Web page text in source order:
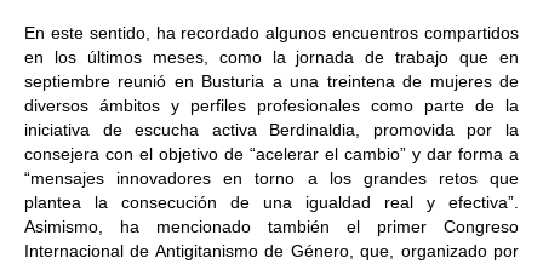
En este sentido, ha recordado algunos encuentros compartidos
en los últimos meses, como la jornada de trabajo que en
septiembre reunió en Busturia a una treintena de mujeres de
diversos ámbitos y perfiles profesionales como parte de la
iniciativa de escucha activa Berdinaldia, promovida por la
consejera con el objetivo de “acelerar el cambio” y dar forma a
“mensajes innovadores en torno a los grandes retos que
plantea la consecución de una igualdad real y efectiva”.
Asimismo, ha mencionado también el primer Congreso
Internacional de Antigitanismo de Género, que, organizado por